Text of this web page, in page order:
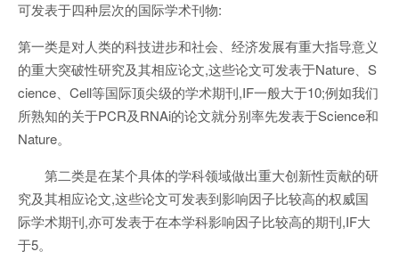
可发表于四种层次的国际学术刊物:
第一类是对人类的科技进步和社会、经济发展有重大指导意义
的重大突破性研究及其相应论文,这些论文可发表于Nature、S
cience、Cell等国际顶尖级的学术期刊,IF一般大于10;例如我们
所熟知的关于PCR及RNAi的论文就分别率先发表于Science和
Nature。
第二类是在某个具体的学科领域做出重大创新性贡献的研
究及其相应论文,这些论文可发表到影响因子比较高的权威国
际学术期刊,亦可发表于在本学科影响因子比较高的期刊,IF大
于5。